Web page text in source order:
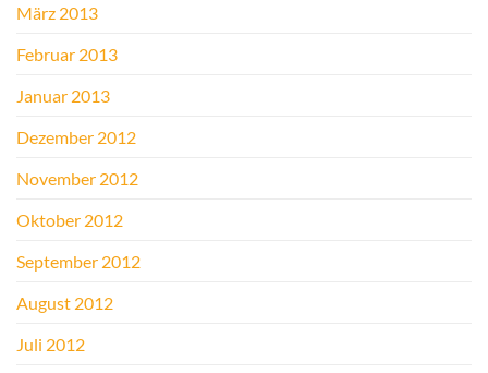
März 2013
Februar 2013
Januar 2013
Dezember 2012
November 2012
Oktober 2012
September 2012
August 2012
Juli 2012